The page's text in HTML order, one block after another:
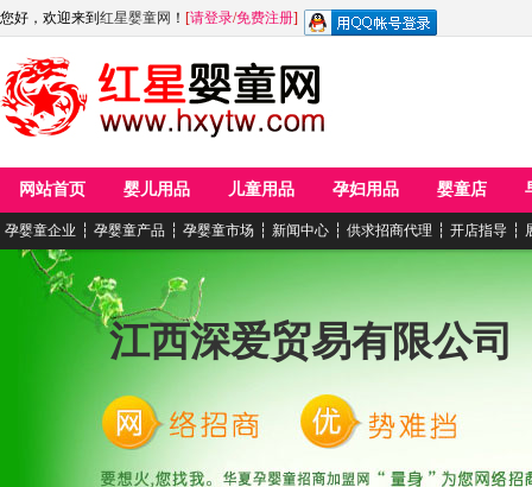
您好，欢迎来到 红星婴童网 ！ [请登录/免费注册]
网站首页 婴儿用品 儿童用品 孕妇用品 婴童店
孕婴童企业 ┆ 孕婴童产品 ┆ 孕婴童市场 ┆ 新闻中心 ┆ 供求招商代理 ┆ 开店指导 ┆
江西深爱贸易有限公司